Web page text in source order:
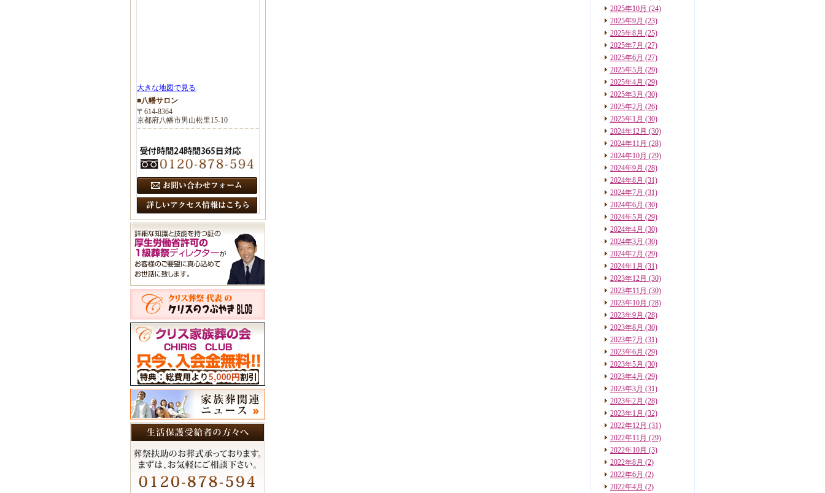
2025年10月 (24)
2025年9月 (23)
2025年8月 (25)
2025年7月 (27)
2025年6月 (27)
2025年5月 (29)
2025年4月 (29)
2025年3月 (30)
2025年2月 (26)
2025年1月 (30)
2024年12月 (30)
2024年11月 (28)
2024年10月 (29)
2024年9月 (28)
2024年8月 (31)
2024年7月 (31)
2024年6月 (30)
2024年5月 (29)
2024年4月 (30)
2024年3月 (30)
2024年2月 (29)
2024年1月 (31)
2023年12月 (30)
2023年11月 (30)
2023年10月 (28)
2023年9月 (28)
2023年8月 (30)
2023年7月 (31)
2023年6月 (29)
2023年5月 (30)
2023年4月 (29)
2023年3月 (31)
2023年2月 (28)
2023年1月 (32)
2022年12月 (31)
2022年11月 (29)
2022年10月 (3)
2022年8月 (2)
2022年6月 (2)
2022年4月 (2)
大きな地図で見る
■八幡サロン
〒614-8364
京都府八幡市男山松里15-10